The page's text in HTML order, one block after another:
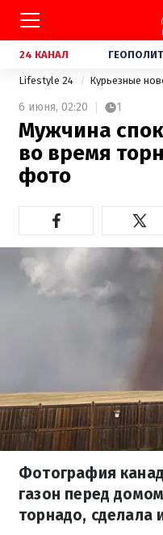
24 КАНАЛ
Lifestyle 24 Курьезные
6 июня, 02:20 1
Мужчина
во время
фото
Фотография
газон перед
торнадо, сделала